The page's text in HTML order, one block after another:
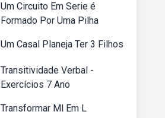
Um Circuito Em Serie é
Formado Por Uma Pilha
Um Casal Planeja Ter 3 Filhos
Transitividade Verbal -
Exercícios 7 Ano
Transformar Ml Em L